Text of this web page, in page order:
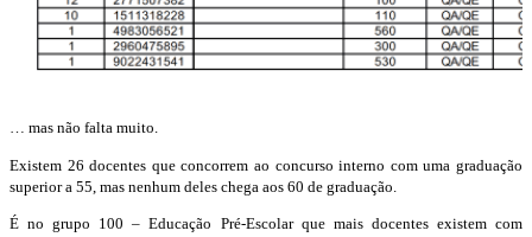
… mas não falta muito.
Existem 26 docentes que concorrem ao concurso interno com uma graduação
superior a 55, mas nenhum deles chega aos 60 de graduação.
É no grupo 100 – Educação Pré-Escolar que mais docentes existem com